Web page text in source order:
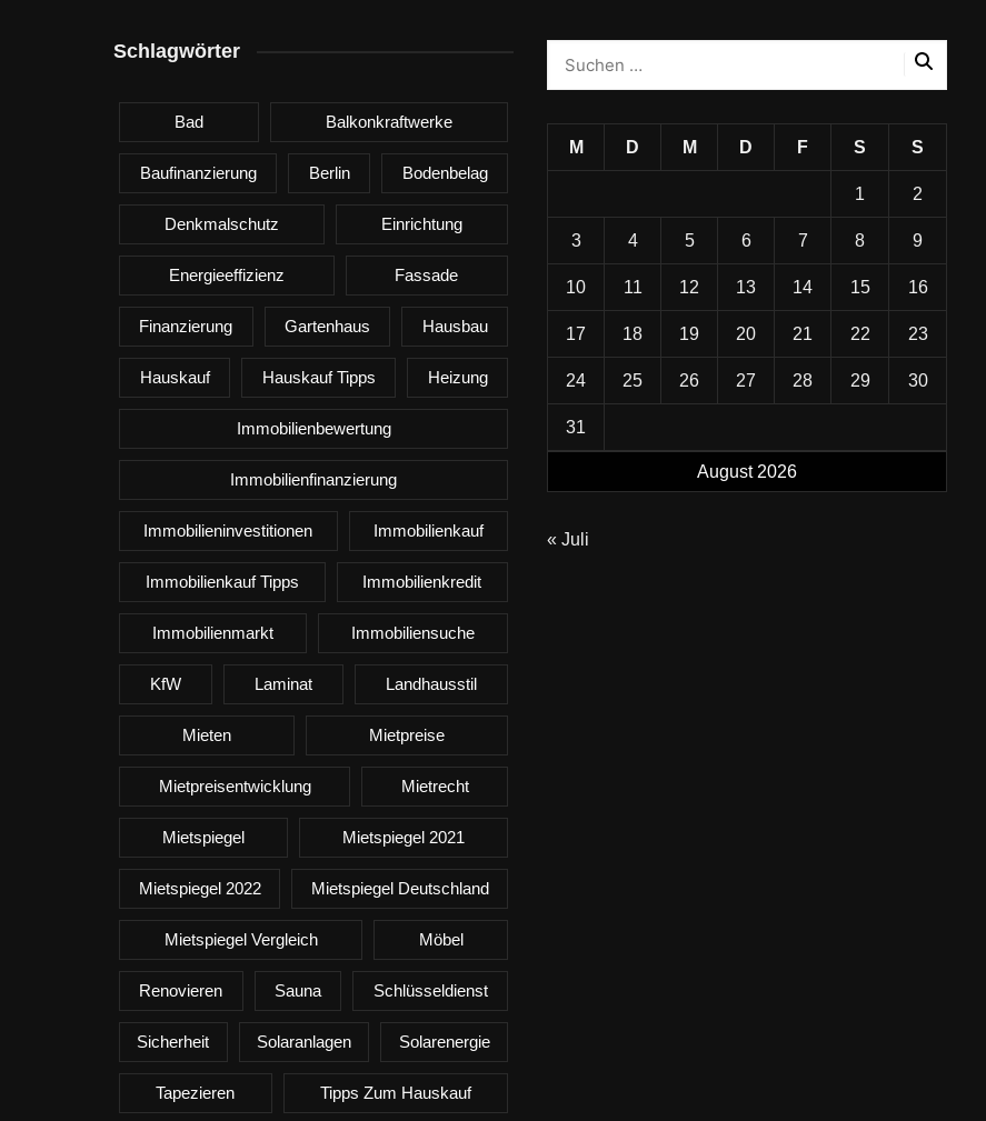
Schlagwörter
Bad Balkonkraftwerke
Baufinanzierung Berlin Bodenbelag
Denkmalschutz Einrichtung
Energieeffizienz Fassade
Finanzierung Gartenhaus Hausbau
Hauskauf Hauskauf Tipps Heizung
Immobilienbewertung
Immobilienfinanzierung
Immobilieninvestitionen Immobilienkauf
Immobilienkauf Tipps Immobilienkredit
Immobilienmarkt Immobiliensuche
KfW Laminat Landhausstil
Mieten Mietpreise
Mietpreisentwicklung Mietrecht
Mietspiegel Mietspiegel 2021
Mietspiegel 2022 Mietspiegel Deutschland
Mietspiegel Vergleich Möbel
Renovieren Sauna Schlüsseldienst
Sicherheit Solaranlagen Solarenergie
Tapezieren Tipps Zum Hauskauf
August 2026
M D M D F S S
1 2
3 4 5 6 7 8 9
10 11 12 13 14 15 16
17 18 19 20 21 22 23
24 25 26 27 28 29 30
31
« Juli